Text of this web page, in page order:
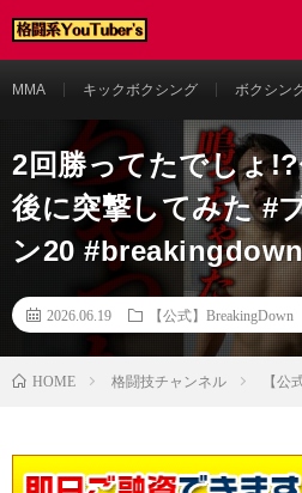
MMA キックボクシング ボクシン
2回勝ってたでしょ!?
後に突撃してみた #
ン20
2026.06.19 【公式】BreakingDown
HOME 格闘技チャンネル 【公